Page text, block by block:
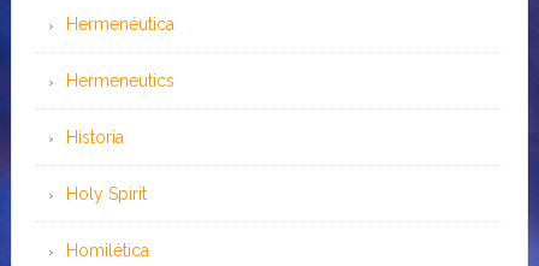
Hermenéutica
Hermeneutics
Historia
Holy Spirit
Homilética